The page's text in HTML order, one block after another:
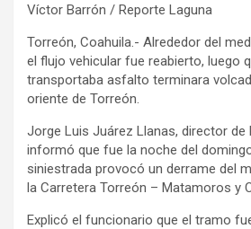
Víctor Barrón / Reporte Laguna
Torreón, Coahuila.- Alrededor del
el flujo vehicular fue reabierto, luego
transportaba asfalto terminara
oriente de Torreón.
Jorge Luis Juárez Llanas, director de
informó que fue la noche del
siniestrada provocó un derrame del
la Carretera Torreón – Matamoros y
Explicó el funcionario que el tramo